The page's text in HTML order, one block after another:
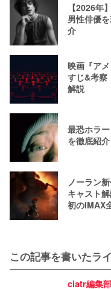
【2026年
男性俳優
介
映画『ア
すじ&考察
解説
最恐ホラ
を徹底紹
ノーラン
キャスト
初のIMAX
この記事を書いたラ
ciatr編集部